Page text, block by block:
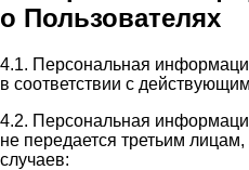
о Пользователях
4.1. Персональная
в соответствии с
4.2. Персональная
не передается третьим
случаев: